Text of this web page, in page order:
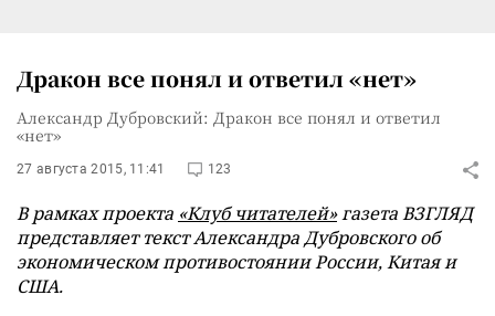
Дракон все понял и ответил «нет»
Александр Дубровский: Дракон все понял и ответил
«нет»
27 августа 2015, 11:41 123
В рамках проекта «Клуб читателей»газета ВЗГЛЯД
представляет текст Александра Дубровского об
экономическом противостоянии России, Китая и
США.